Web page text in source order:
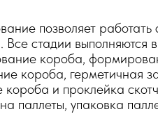
позволяет
Все стадии
короба,
короба, герметичная
короба и проклейка
паллеты, упаковка